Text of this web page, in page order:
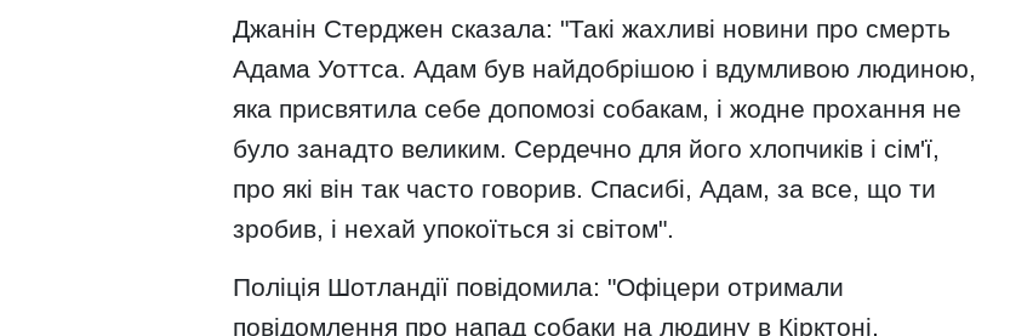
Джанін Стерджен сказала: "Такі жахливі новини про смерть
Адама Уоттса. Адам був найдобрішою і вдумливою людиною,
яка присвятила себе допомозі собакам, і жодне прохання не
було занадто великим. Сердечно для його хлопчиків і сім'ї,
про які він так часто говорив. Спасибі, Адам, за все, що ти
зробив, і нехай упокоїться зі світом".
Поліція Шотландії повідомила: "Офіцери отримали
повідомлення про напад собаки на людину в Кірктоні,